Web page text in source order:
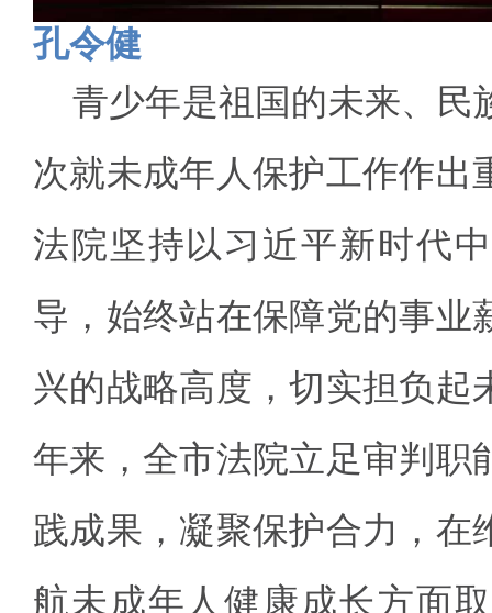
孔令健
青少年是祖国的未来、民
次就未成年人保护工作作出
法院坚持以习近平新时代
导，始终站在保障党的事业
兴的战略高度，切实担负起
年来，全市法院立足审判职
践成果，凝聚保护合力，在
航未成年人健康成长方面